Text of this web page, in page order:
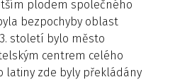
plodem společného
bezpochyby oblast
století bylo město
centrem celého
latiny zde byly překládány